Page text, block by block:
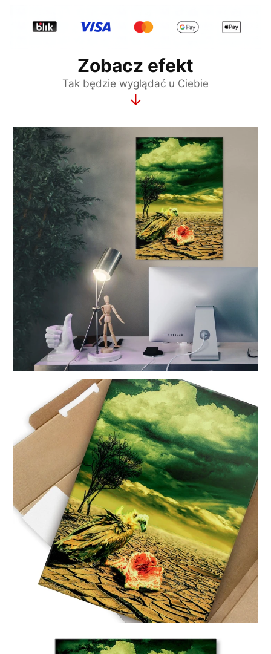
Zobacz efekt
Tak będzie wyglądać u Ciebie
↓